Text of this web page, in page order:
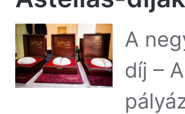
A
díj –